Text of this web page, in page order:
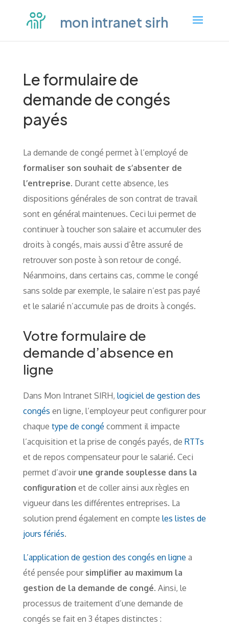
Le formulaire de
demande de congés
payés
La demande de congé permet à l’employé de
formaliser son souhait de s’absenter de
l’entreprise. Durant cette absence, les
dispositions générales de son contrat de travail
sont en général maintenues. Ceci lui permet de
continuer à toucher son salaire et accumuler des
droits à congés, mais aussi d’être assuré de
retrouver son poste à son retour de congé.
Néanmoins, dans certains cas, comme le congé
sans solde par exemple, le salaire n’est pas payé
et le salarié n’accumule pas de droits à congés.
Votre formulaire de
demande d’absence en
ligne
Dans Mon Intranet SIRH, logiciel de gestion des
congés en ligne, l’employeur peut configurer pour
chaque type de congé comment il impacte
l’acquisition et la prise de congés payés, de RTTs
et de repos compensateur pour le salarié. Ceci
permet d’avoir une grande souplesse dans la
configuration et de coller ainsi aux règles en
vigueur dans les différentes entreprises. La
solution prend également en compte les listes de
jours fériés.
L’application de gestion des congés en ligne a
été pensée pour simplifier au maximum la
gestion de la demande de congé. Ainsi, le
processus de traitement d’une demande de
congés se fait en 3 étapes distinctes :
mon intranet sirh